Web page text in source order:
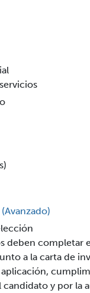
deben completar
a la carta de
y por la